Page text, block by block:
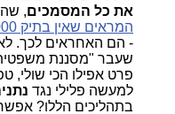
את כל המסמכים,
המראים שאין בתיק 4000 שום דבר פלילי
- הם האחראים לכך.
שעבר "מסננת
פרט אפילו הכי
למעשה פלילי נגד
בתהליכים הללו?